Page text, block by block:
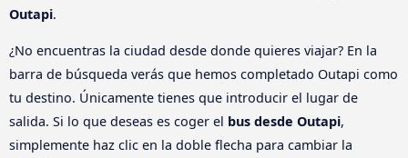
Outapi.
¿No encuentras la ciudad desde donde quieres viajar? En la
barra de búsqueda verás que hemos completado Outapi como
tu destino. Únicamente tienes que introducir el lugar de
salida. Si lo que deseas es coger el bus desde Outapi,
simplemente haz clic en la doble flecha para cambiar la